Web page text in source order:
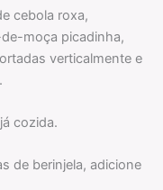
cebola roxa,
moça picadinha,
verticalmente e
cozida.
de berinjela, adicione